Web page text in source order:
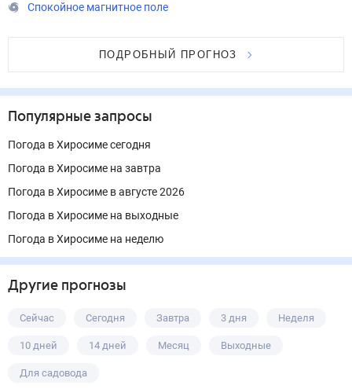
Спокойное магнитное поле
ПОДРОБНЫЙ ПРОГНОЗ
Популярные запросы
Погода в Хиросиме сегодня
Погода в Хиросиме на завтра
Погода в Хиросиме в августе 2026
Погода в Хиросиме на выходные
Погода в Хиросиме на неделю
Другие прогнозы
Сейчас Сегодня Завтра 3 дня Неделя
10 дней 14 дней Месяц Выходные
Для садовода